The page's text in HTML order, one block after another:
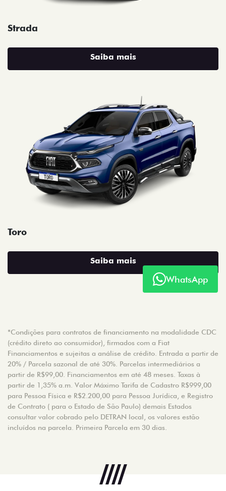
Strada
Saiba mais
Toro
Saiba mais
*Condições para contratos de financiamento na modalidade CDC
(crédito direto ao consumidor), firmados com a Fiat
Financiamentos e sujeitas a análise de crédito. Entrada a partir de
20% / Parcela sazonal de até 30%. Parcelas intermediários a
partir de R$99,00. Financiamentos em até 48 meses. Taxas à
partir de 1,35% a.m. Valor Máximo Tarifa de Cadastro R$999,00
para Pessoa Física e R$2.200,00 para Pessoa Jurídica, e Registro
de Contrato ( para o Estado de São Paulo) demais Estados
consultar valor cobrado pelo DETRAN local, os valores estão
incluídos na parcela. Primeira Parcela em 30 dias.
WhatsApp